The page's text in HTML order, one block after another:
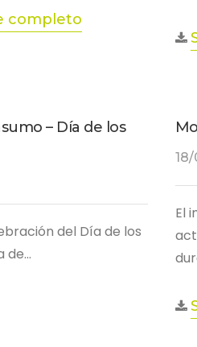
completo
– Día de los
del Día de los
de…
El